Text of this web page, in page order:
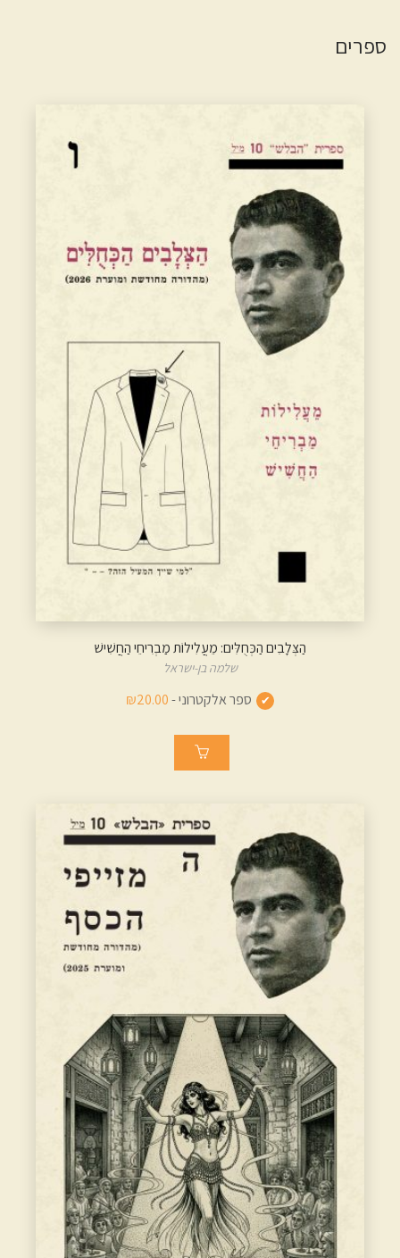
ספרים
הַצְּלָבִים הַכְּחֻלִּים: מֵעֲלִילוֹת מַבְרִיחֵי הַחֲשִׁישׁ
שלמה בן-ישראל
ספר אלקטרוני -₪20.00